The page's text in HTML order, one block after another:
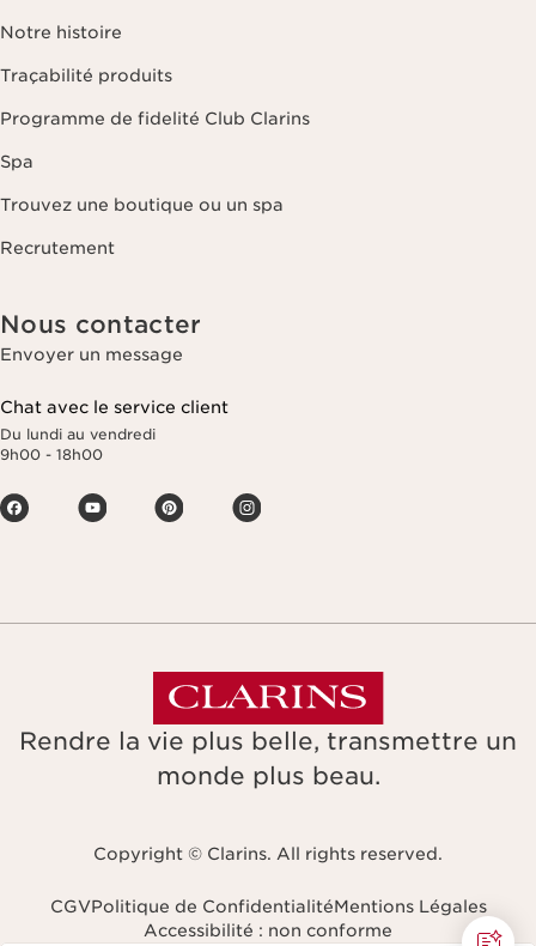
Notre histoire
Traçabilité produits
Programme de fidelité Club Clarins
Spa
Trouvez une boutique ou un spa
Recrutement
Nous contacter
Envoyer un message
Chat avec le service client
Du lundi au vendredi
9h00 - 18h00
Rendre la vie plus belle, transmettre un
monde plus beau.
Copyright © Clarins. All rights reserved.
CGVPolitique de ConfidentialitéMentions Légales
Accessibilité : non conforme
Naviguer vers